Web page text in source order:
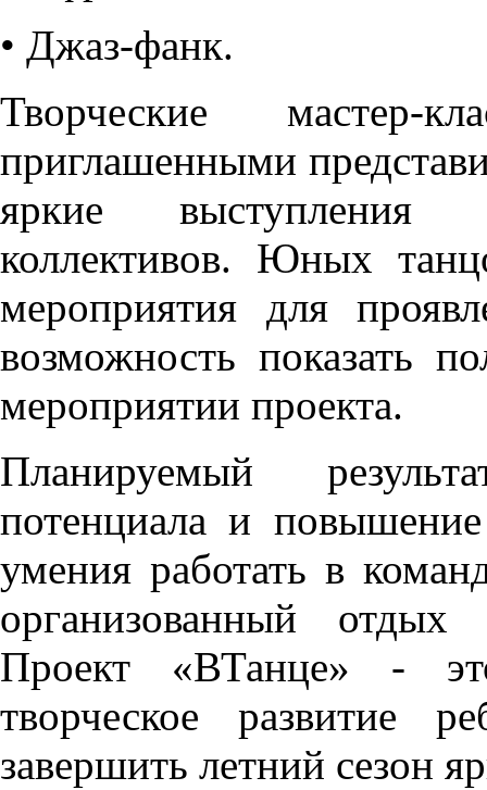
• Джаз-фанк.
Творческие
приглашенными
яркие выступления
коллективов. Юных
мероприятия для
возможность показать
мероприятии проекта.
Планируемый
потенциала и
умения работать в
организованный
Проект «ВТанце» -
творческое развитие
завершить летний сезон